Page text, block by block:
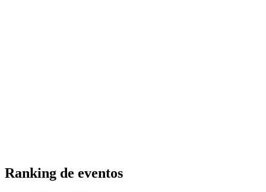
Ranking de eventos